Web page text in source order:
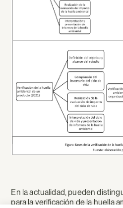
En la actualidad, pueden
para la verificación de la huella